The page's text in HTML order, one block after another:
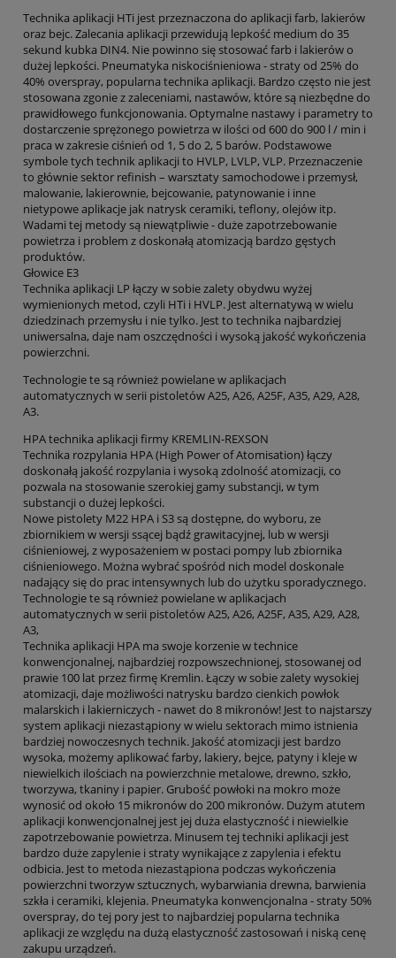
Technika aplikacji HTi jest przeznaczona do aplikacji farb, lakierów
oraz bejc. Zalecania aplikacji przewidują lepkość medium do 35
sekund kubka DIN4. Nie powinno się stosować farb i lakierów o
dużej lepkości. Pneumatyka niskociśnieniowa - straty od 25% do
40% overspray, popularna technika aplikacji. Bardzo często nie jest
stosowana zgonie z zaleceniami, nastawów, które są niezbędne do
prawidłowego funkcjonowania. Optymalne nastawy i parametry to
dostarczenie sprężonego powietrza w ilości od 600 do 900 l / min i
praca w zakresie ciśnień od 1, 5 do 2, 5 barów. Podstawowe
symbole tych technik aplikacji to HVLP, LVLP, VLP. Przeznaczenie
to głównie sektor refinish – warsztaty samochodowe i przemysł,
malowanie, lakierownie, bejcowanie, patynowanie i inne
nietypowe aplikacje jak natrysk ceramiki, teflony, olejów itp.
Wadami tej metody są niewątpliwie - duże zapotrzebowanie
powietrza i problem z doskonałą atomizacją bardzo gęstych
produktów.
Głowice E3
Technika aplikacji LP łączy w sobie zalety obydwu wyżej
wymienionych metod, czyli HTi i HVLP. Jest alternatywą w wielu
dziedzinach przemysłu i nie tylko. Jest to technika najbardziej
uniwersalna, daje nam oszczędności i wysoką jakość wykończenia
powierzchni.
Technologie te są również powielane w aplikacjach
automatycznych w serii pistoletów A25, A26, A25F, A35, A29, A28,
A3.
HPA technika aplikacji firmy KREMLIN-REXSON
Technika rozpylania HPA (High Power of Atomisation) łączy
doskonałą jakość rozpylania i wysoką zdolność atomizacji, co
pozwala na stosowanie szerokiej gamy substancji, w tym
substancji o dużej lepkości.
Nowe pistolety M22 HPA i S3 są dostępne, do wyboru, ze
zbiornikiem w wersji ssącej bądź grawitacyjnej, lub w wersji
ciśnieniowej, z wyposażeniem w postaci pompy lub zbiornika
ciśnieniowego. Można wybrać spośród nich model doskonale
nadający się do prac intensywnych lub do użytku sporadycznego.
Technologie te są również powielane w aplikacjach
automatycznych w serii pistoletów A25, A26, A25F, A35, A29, A28,
A3,
Technika aplikacji HPA ma swoje korzenie w technice
konwencjonalnej, najbardziej rozpowszechnionej, stosowanej od
prawie 100 lat przez firmę Kremlin. Łączy w sobie zalety wysokiej
atomizacji, daje możliwości natrysku bardzo cienkich powłok
malarskich i lakierniczych - nawet do 8 mikronów! Jest to najstarszy
system aplikacji niezastąpiony w wielu sektorach mimo istnienia
bardziej nowoczesnych technik. Jakość atomizacji jest bardzo
wysoka, możemy aplikować farby, lakiery, bejce, patyny i kleje w
niewielkich ilościach na powierzchnie metalowe, drewno, szkło,
tworzywa, tkaniny i papier. Grubość powłoki na mokro może
wynosić od około 15 mikronów do 200 mikronów. Dużym atutem
aplikacji konwencjonalnej jest jej duża elastyczność i niewielkie
zapotrzebowanie powietrza. Minusem tej techniki aplikacji jest
bardzo duże zapylenie i straty wynikające z zapylenia i efektu
odbicia. Jest to metoda niezastąpiona podczas wykończenia
powierzchni tworzyw sztucznych, wybarwiania drewna, barwienia
szkła i ceramiki, klejenia. Pneumatyka konwencjonalna - straty 50%
overspray, do tej pory jest to najbardziej popularna technika
aplikacji ze względu na dużą elastyczność zastosowań i niską cenę
zakupu urządzeń.